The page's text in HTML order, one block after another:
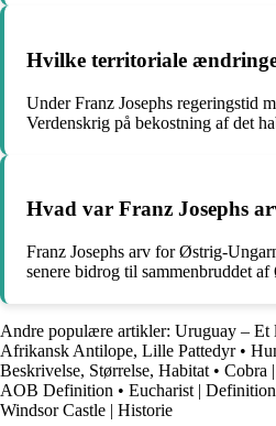
Hvilke territoriale
Under Franz Josephs regeringstid
Verdenskrig på bekostning af det
Hvad var Franz Josephs
Franz Josephs arv for Østrig-
senere bidrog til sammenbruddet
Andre populære artikler: Uruguay – Et
Afrikansk Antilope, Lille Pattedyr•
Beskrivelse, Størrelse, Habitat • Cobra
AOB Definition • Eucharist |
Windsor Castle | Historie